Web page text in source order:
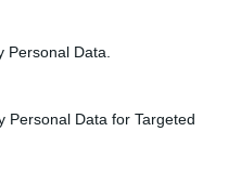
Data.
Personal Data for Targeted